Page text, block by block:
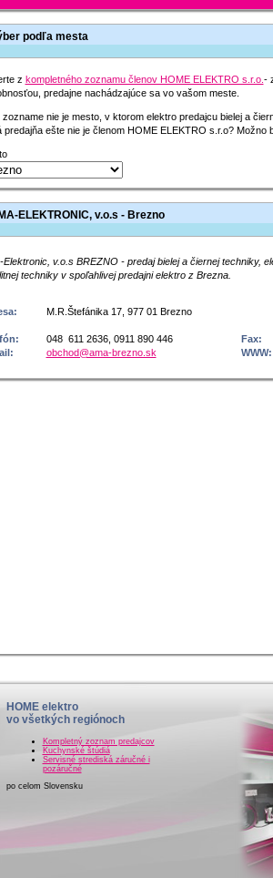
podľa mesta
z kompletného zoznamu členov HOME ELEKTRO s.r.o. -
predajne nachádzajúce sa vo vašom meste.
zozname nie je mesto, v ktorom elektro predajcu bielej a
predajňa ešte nie je členom HOME ELEKTRO s.r.o? Možno
ELEKTRONIC, v.o.s - Brezno
Elektronic, v.o.s BREZNO - predaj bielej a čiernej techniky,
techniky v spoľahlivej predajni elektro z Brezna.
M.R.Štefánika 17, 977 01 Brezno
048 611 2636, 0911 890 446 Fax:
obchod@ama-brezno.sk WWW:
HOME elektro
vo všetkých regiónoch
Kompletný zoznam predajcov
Kuchynské štúdiá
Servisné strediská záručné i
pozáručné
po celom Slovensku